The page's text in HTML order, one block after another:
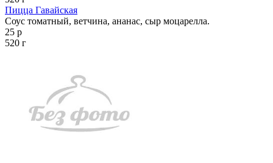
Пицца Гавайская
Соус томатный, ветчина, ананас, сыр моцарелла.
25 р
520 г